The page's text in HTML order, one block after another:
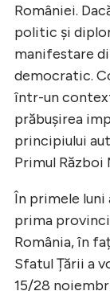
României.
politic și
manifestare
democratic.
într-un
prăbușirea
principiului
Primul Război
În primele luni
prima
România, în
Sfatul Țării a
15/28